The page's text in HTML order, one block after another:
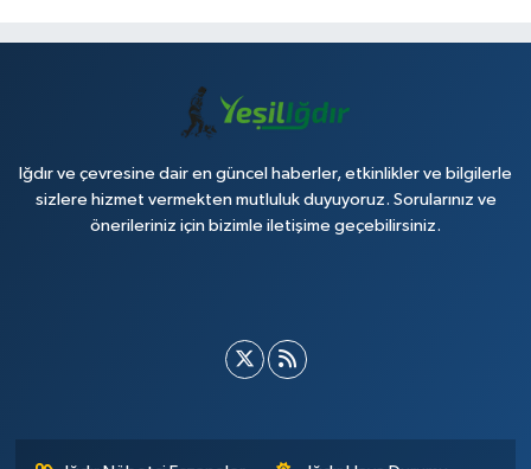
Iğdır ve çevresine dair en güncel haberler, etkinlikler ve bilgilerle
sizlere hizmet vermekten mutluluk duyuyoruz. Sorularınız ve
önerileriniz için bizimle iletişime geçebilirsiniz.